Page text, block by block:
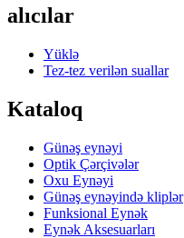
alıcılar
Yüklə
Tez-tez verilən suallar
Kataloq
Günəş eynəyi
Optik Çərçivələr
Oxu Eynəyi
Günəş eynəyində kliplər
Funksional Eynək
Eynək Aksesuarları